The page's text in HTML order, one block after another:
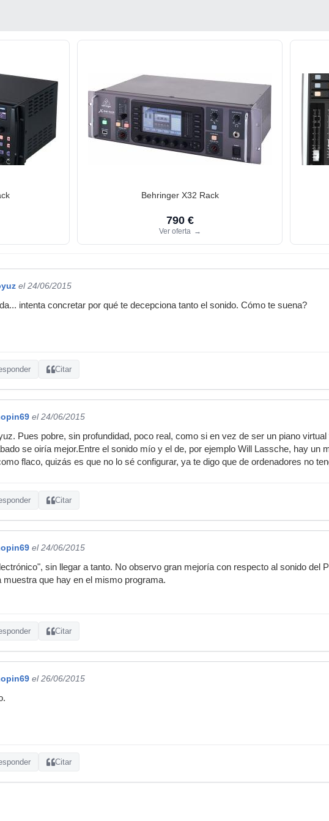
Behringer X32 Rack
790 €
Ver oferta →
el 24/06/2015
intenta concretar por qué te decepciona tanto el sonido. Cómo te suena?
Citar
el 24/06/2015
Pues pobre, sin profundidad, poco real, como si en vez de ser un piano
se oiría mejor.Entre el sonido mío y el de, por ejemplo Will Lassche, hay un
flaco, quizás es que no lo sé configurar, ya te digo que de ordenadores no
Citar
el 24/06/2015
sin llegar a tanto. No observo gran mejoría con respecto al sonido del
muestra que hay en el mismo programa.
Citar
el 26/06/2015
Citar